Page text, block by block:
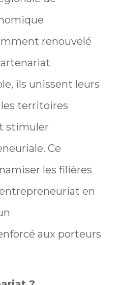
renouvelé
ils unissent leurs
territoires
stimuler
Ce
les filières
en
aux porteurs